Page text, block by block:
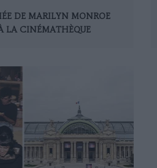
DE MARILYN MONROE
À LA CINÉMATHÈQUE